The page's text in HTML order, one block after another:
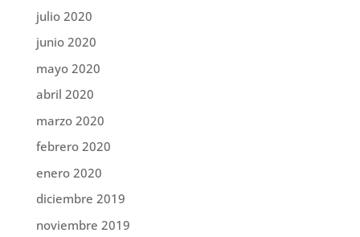
julio 2020
junio 2020
mayo 2020
abril 2020
marzo 2020
febrero 2020
enero 2020
diciembre 2019
noviembre 2019